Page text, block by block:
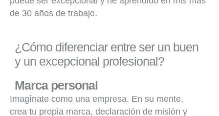
de 30 años de trabajo.
¿Cómo diferenciar entre ser un buen
y un excepcional profesional?
Marca personal
Imagínate como una empresa. En su mente,
crea tu propia marca, declaración de misión y